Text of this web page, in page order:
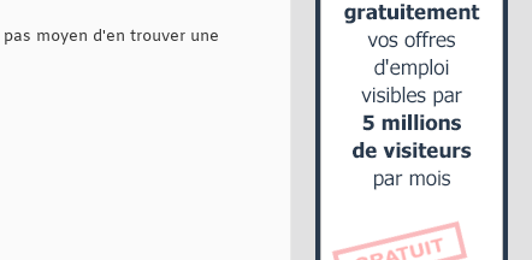
moyen d'en trouver une